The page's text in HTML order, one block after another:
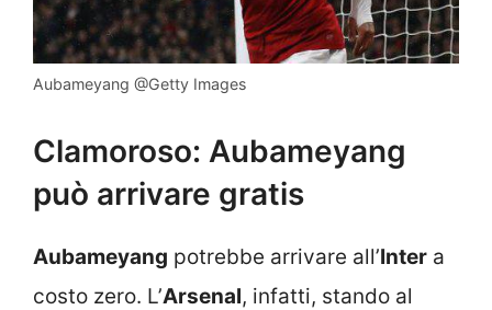
Aubameyang @Getty Images
Clamoroso: Aubameyang
può arrivare gratis
Aubameyang potrebbe arrivare all’Inter a
costo zero. L’Arsenal, infatti, stando al